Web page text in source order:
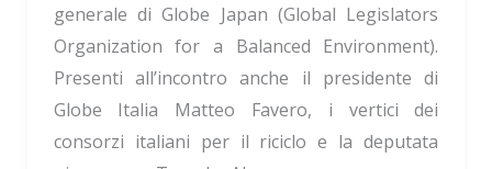
generale di Globe Japan (Global Legislators
Organization for a Balanced Environment).
Presenti all’incontro anche il presidente di
Globe Italia Matteo Favero, i vertici dei
consorzi italiani per il riciclo e la deputata